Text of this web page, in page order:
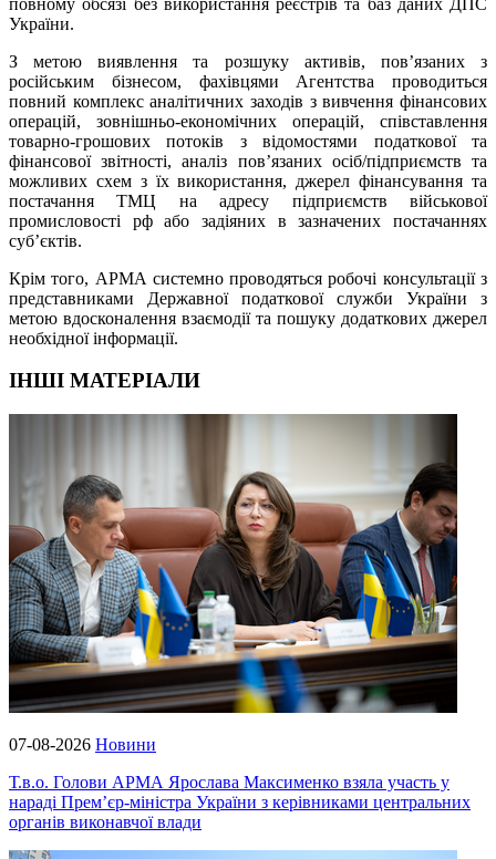
України.
З метою виявлення та розшуку активів, пов’язаних з
російським бізнесом, фахівцями Агентства проводиться
повний комплекс аналітичних заходів з вивчення фінансових
операцій, зовнішньо-економічних операцій, співставлення
товарно-грошових потоків з відомостями податкової та
фінансової звітності, аналіз пов’язаних осіб/підприємств та
можливих схем з їх використання, джерел фінансування та
постачання ТМЦ на адресу підприємств військової
промисловості рф або задіяних в зазначених постачаннях
суб’єктів.
Крім того, АРМА системно проводяться робочі консультації з
представниками Державної податкової служби України з
метою вдосконалення взаємодії та пошуку додаткових джерел
необхідної інформації.
ІНШІ МАТЕРІАЛИ
07-08-2026 Новини
Т.в.о. Голови АРМА Ярослава Максименко взяла участь у
нараді Прем’єр-міністра України з керівниками центральних
органів виконавчої влади